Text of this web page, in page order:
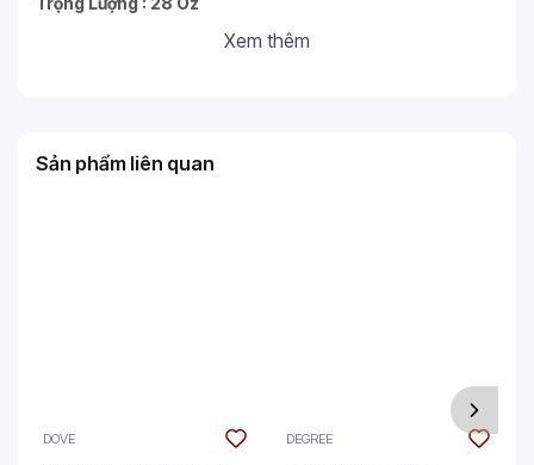
Xem thêm
Sản phẩm liên quan
DOVE DEGREE